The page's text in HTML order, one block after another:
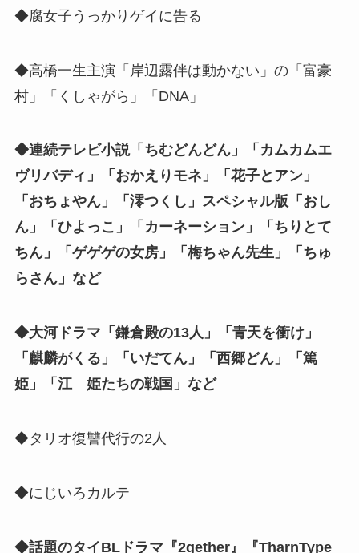
◆腐女子うっかりゲイに告る
◆高橋一生主演「岸辺露伴は動かない」の「富豪
村」「くしゃがら」「DNA」
◆連続テレビ小説「ちむどんどん」「カムカムエ
ヴリバディ」「おかえりモネ」「花子とアン」
「おちょやん」「澪つくし」スペシャル版「おし
ん」「ひよっこ」「カーネーション」「ちりとて
ちん」「ゲゲゲの女房」「梅ちゃん先生」「ちゅ
らさん」など
◆大河ドラマ「鎌倉殿の13人」「青天を衝け」
「麒麟がくる」「いだてん」「西郷どん」「篤
姫」「江 姫たちの戦国」など
◆タリオ復讐代行の2人
◆にじいろカルテ
◆話題のタイBLドラマ『2gether』『TharnType